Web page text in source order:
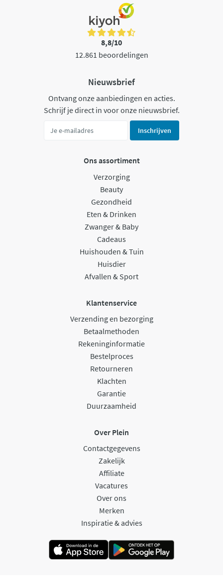
8,8/10
12.861 beoordelingen
Nieuwsbrief
Ontvang onze aanbiedingen en acties.
Schrijf je direct in voor onze nieuwsbrief.
Inschrijven
Ons assortiment
Verzorging
Beauty
Gezondheid
Eten & Drinken
Zwanger & Baby
Cadeaus
Huishouden & Tuin
Huisdier
Afvallen & Sport
Klantenservice
Verzending en bezorging
Betaalmethoden
Rekeninginformatie
Bestelproces
Retourneren
Klachten
Garantie
Duurzaamheid
Over Plein
Contactgegevens
Zakelijk
Affiliate
Vacatures
Over ons
Merken
Inspiratie & advies